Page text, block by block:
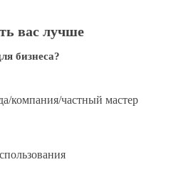
вас лучше
бизнеса?
компания/частный мастер